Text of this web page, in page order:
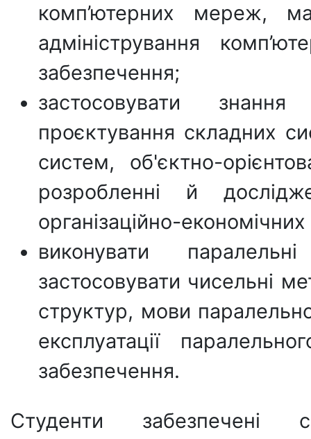
комп’ютерних мереж,
адміністрування
забезпечення;
застосовувати
проєктування складних
систем, об'єктно-
розробленні й
організаційно-
виконувати
застосовувати чисельні
структур, мови
експлуатації
забезпечення.
Студенти забезпечені